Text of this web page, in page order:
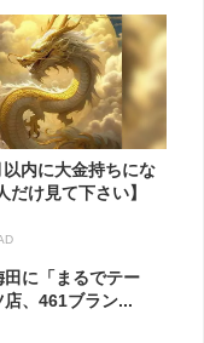
以内に大金持ちにな
だけ見て下さい】
田に「まるでテー
、461ブラン...